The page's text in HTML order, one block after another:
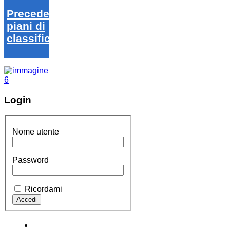
Precedenti
piani di
classifica
Login
Nome utente
Password
Ricordami